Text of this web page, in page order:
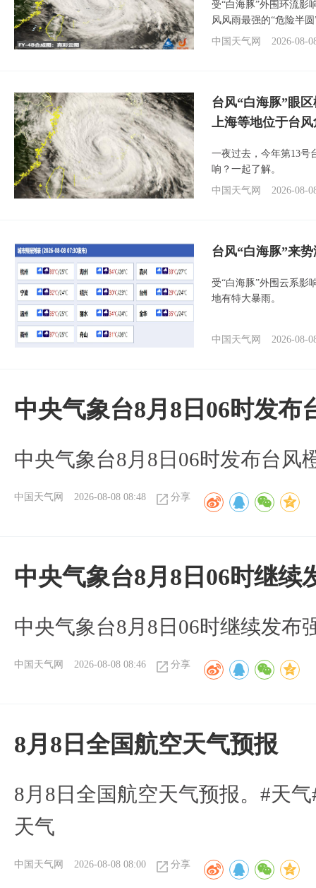
受“白海豚”外围环流影
风风雨最强的“危险半
中国天气网
2026-08-
台风“白海豚”眼
上海等地位于台
一夜过去，今年第13号
响？一起了解。
中国天气网
2026-08-
台风“白海豚”来
受“白海豚”外围云系影
地有特大暴雨。
中国天气网 2026-08-
中央气象台8月8日06时发布
中央气象台8月8日06时发布台风
中国天气网 2026-08-08 08:48 分享
中央气象台8月8日06时继
中央气象台8月8日06时继续发布
中国天气网 2026-08-08 08:46 分享
8月8日全国航空天气预报
8月8日全国航空天气预报。#天
天气
中国天气网 2026-08-08 08:00 分享